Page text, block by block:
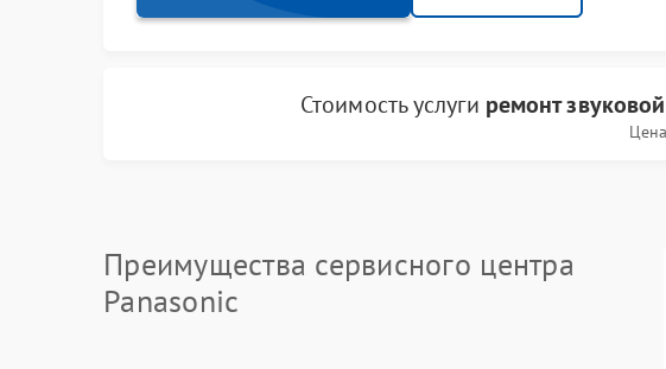
Стоимость услуги ремонт
Преимущества сервисного центра
Panasonic